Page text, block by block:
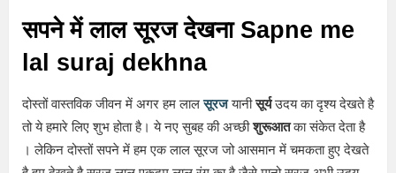
सपने में लाल सूरज देखना Sapne me
lal suraj dekhna
दोस्तों वास्तविक जीवन में अगर हम लालसूरजयानीसूर्यउदय का दृश्य देखते है
तो ये हमारे लिए शुभ होता है। ये नए सुबह की अच्छीशुरूआतका संकेत देता है
। लेकिन दोस्तों सपने में हम एक लाल सूरज जो आसमान में चमकता हुए देखते